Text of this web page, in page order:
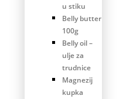
u stiku
Belly butter
100g
Belly oil –
ulje za
trudnice
Magnezij
kupka